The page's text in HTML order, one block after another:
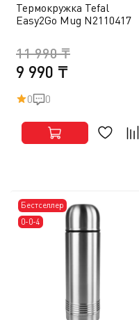
Термокружка Tefal
Easy2Go Mug N2110417
9 990 ₸
11 990 ₸
0 0
Бестселлер
0-0-4